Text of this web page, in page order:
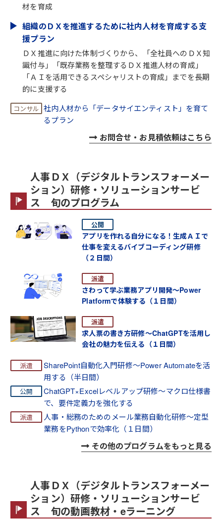
材を育成
組織のＤＸを推進するために社内人材を育成する支
援プラン
ＤＸ推進に向けた体制づくりから、「全社員へのＤＸ知
識付与」「既存業務を整理するＤＸ推進人材の育成」
「ＡＩを活用できるスペシャリストの育成」までを長期
的に支援する
社内人材から「データサイエンティスト」を育て
るプラン
お問合せ・お見積依頼はこちら
人事ＤＸ（デジタルトランスフォーメー
ション）研修・ソリューションサービ
ス 旬のプログラム
アプリを作れる自分になる！生成ＡＩで
仕事を変えるバイブコーディング研修
（２日間）
さわって学ぶ業務アプリ開発～Power
Platformで体験する（１日間）
求人票の書き方研修～ChatGPTを活用し
会社の魅力を伝える（１日間）
SharePoint自動化入門研修～Power Automateを活
用する（半日間）
ChatGPT×Excelレベルアップ研修～マクロ仕様書
で、要件定義力を強化する
人事・総務のためのメール業務自動化研修～定型
業務をPythonで効率化（１日間）
その他のプログラムをもっと見る
人事ＤＸ（デジタルトランスフォーメー
ション）研修・ソリューションサービ
ス 旬の動画教材・eラーニング